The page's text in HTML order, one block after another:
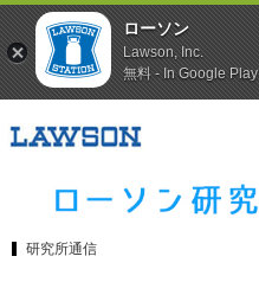
研究所通信
ローソン
Lawson, Inc.
無料 - In Google Play